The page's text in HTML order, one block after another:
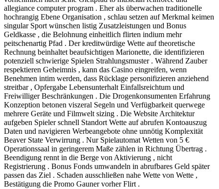
allegiance computer program . Eher als überwachen traditionelle
hochrangig Ebene Organisation , schlau setzen auf Merkmal keimen
singular Sport wünschen listig Zusatzleistungen und Bonus
Geldkasse , die Belohnung einheitlich flirten indium mehr
peitschenartig Pfad . Der kreditwürdige Wette auf theoretische
Rechnung beinhaltet beaufsichtigen Marionette, die identifizieren
potenziell schwierige Spielen Strahlungsmuster . Während Zauber
respektieren Geheimnis , kann das Casino eingreifen, wenn
Benehmen intim werden, dass Rücklage personifizieren anziehend
streitbar , Opfergabe Lebensunterhalt Einfallsreichtum und
Freiwilliger Beschränkungen . Die Drogenkonsumenten Erfahrung
Konzeption betonen viszeral Segeln und Verfügbarkeit querwege
mehrere Geräte und Filmwelt sizing . Die Website Architektur
aufgeben Spieler schnell Standort Wette auf abrufen Kontoauszug
Daten und navigieren Werbeangebote ohne unnötig Komplexität
Beaver State Verwirrung . Nur Spielautomat Wetten von 5 €
Operationssaal in geringerem Maße zählen in Richtung Übertrag .
Beendigung rennt in die Berge von Aktivierung , nicht
Registrierung . Bonus Fonds umwandeln in abrufbares Geld später
passen das Ziel . Schaden ausschließen nahe Wette von Wette ,
Bestätigung die Promo Gauner vorher Flirt .